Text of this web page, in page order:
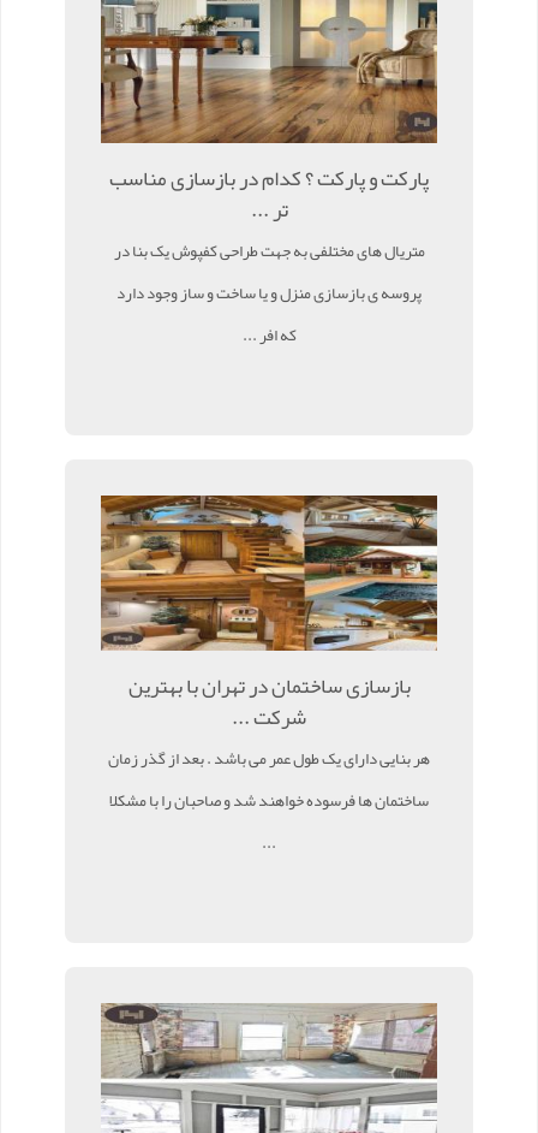
پارکت و پارکت ؟ کدام در بازسازی مناسب
تر ...
متریال های مختلفی به جهت طراحی کفپوش یک بنا در
پروسه ی بازسازی منزل و یا ساخت و ساز وجود دارد
که افر ...
بازسازی ساختمان در تهران با بهترین
شرکت ...
هر بنایی دارای یک طول عمر می باشد . بعد از گذر زمان
ساختمان ها فرسوده خواهند شد و صاحبان را با مشکلا
...